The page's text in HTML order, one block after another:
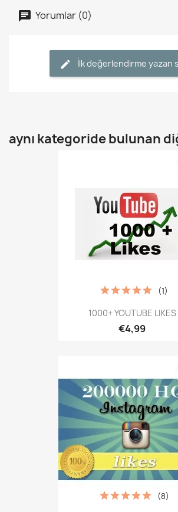
Yorumlar (0)
İlk değerlendirme yazan
aynı kategoride bulunan
1000+ YOUTUBE LIKES
€4,99
(1)
(8)